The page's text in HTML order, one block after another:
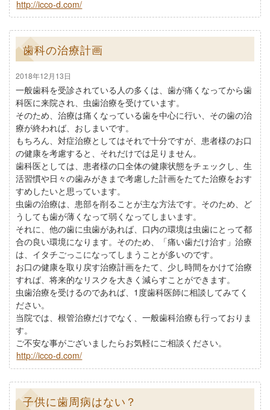
http://icco-d.com/
歯科の治療計画
2018年12月13日
一般歯科を受診されている人の多くは、歯が痛くなってから歯
科医に来院され、虫歯治療を受けています。
そのため、治療は痛くなっている歯を中心に行い、その歯の治
療が終われば、おしまいです。
もちろん、対症治療としてはそれで十分ですが、患者様のお口
の健康を考慮すると、それだけでは足りません。
歯科医としては、患者様の口全体の健康状態をチェックし、生
活習慣や日々の歯みがきまで考慮した計画をたてた治療をおす
すめしたいと思っています。
虫歯の治療は、患部を削ることが主な方法です。そのため、ど
うしても歯が薄くなって弱くなってしまいます。
それに、他の歯に虫歯があれば、口内の環境は虫歯にとって都
合の良い環境になります。そのため、「痛い歯だけ治す」治療
は、イタチごっこになってしまうことが多いのです。
お口の健康を取り戻す治療計画をたて、少し時間をかけて治療
すれば、将来的なリスクを大きく減らすことができます。
虫歯治療を受けるのであれば、1度歯科医師に相談してみてく
ださい。
当院では、根管治療だけでなく、一般歯科治療も行っておりま
す。
ご不安な事がございましたらお気軽にご相談ください。
http://icco-d.com/
子供に歯周病はない？